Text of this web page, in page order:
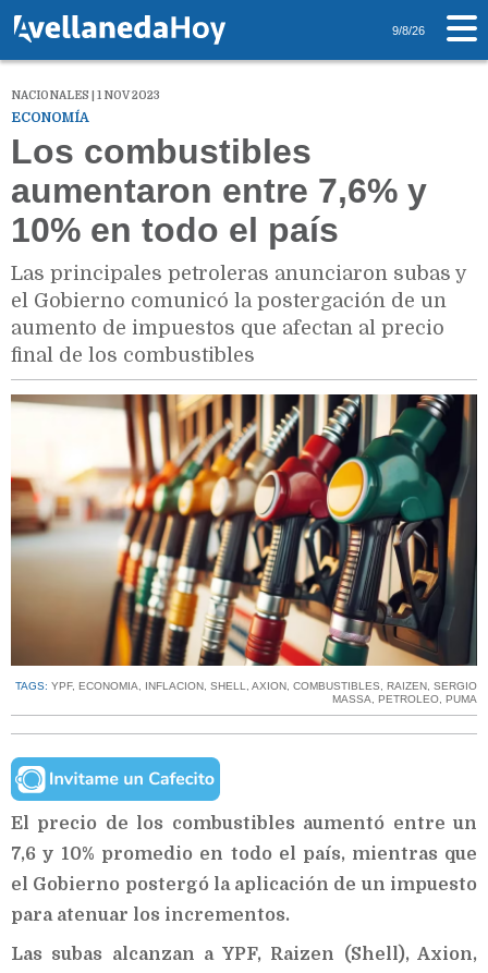
9/8/26
NACIONALES | 1 NOV 2023
ECONOMÍA
Los combustibles
aumentaron entre 7,6% y
10% en todo el país
Las principales petroleras anunciaron subas y
el Gobierno comunicó la postergación de un
aumento de impuestos que afectan al precio
final de los combustibles
TAGS: YPF, ECONOMIA, INFLACION, SHELL, AXION, COMBUSTIBLES, RAIZEN, SERGIO
MASSA, PETROLEO, PUMA
El precio de los combustibles aumentó entre un
7,6 y 10% promedio en todo el país, mientras que
el Gobierno postergó la aplicación de un impuesto
para atenuar los incrementos.
Las subas alcanzan a YPF, Raizen (Shell), Axion,